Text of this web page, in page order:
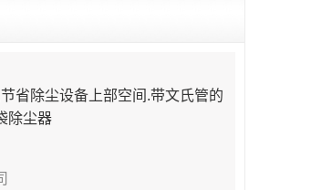
省除尘设备上部空间.带文氏管的
除尘器